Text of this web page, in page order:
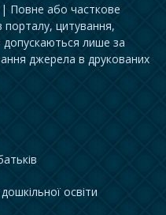
Повне або часткове
порталу, цитування,
допускаються лише за
джерела в друкованих
освіти